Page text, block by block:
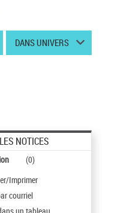
DANS UNIVERS
NOTICES
(0)
Imprimer
courriel